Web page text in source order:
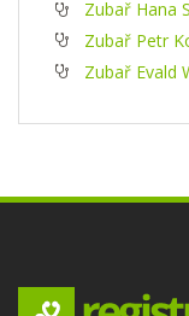
Zubař Hana
Zubař Petr
Zubař Evald